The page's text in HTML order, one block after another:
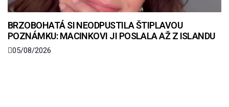
BRZOBOHATÁ SI NEODPUSTILA ŠTIPLAVOU
POZNÁMKU: MACINKOVI JI POSLALA AŽ Z ISLANDU
05/08/2026